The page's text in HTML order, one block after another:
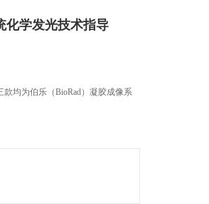
化学发光技术指导
款均为伯乐（BioRad）凝胶成像系